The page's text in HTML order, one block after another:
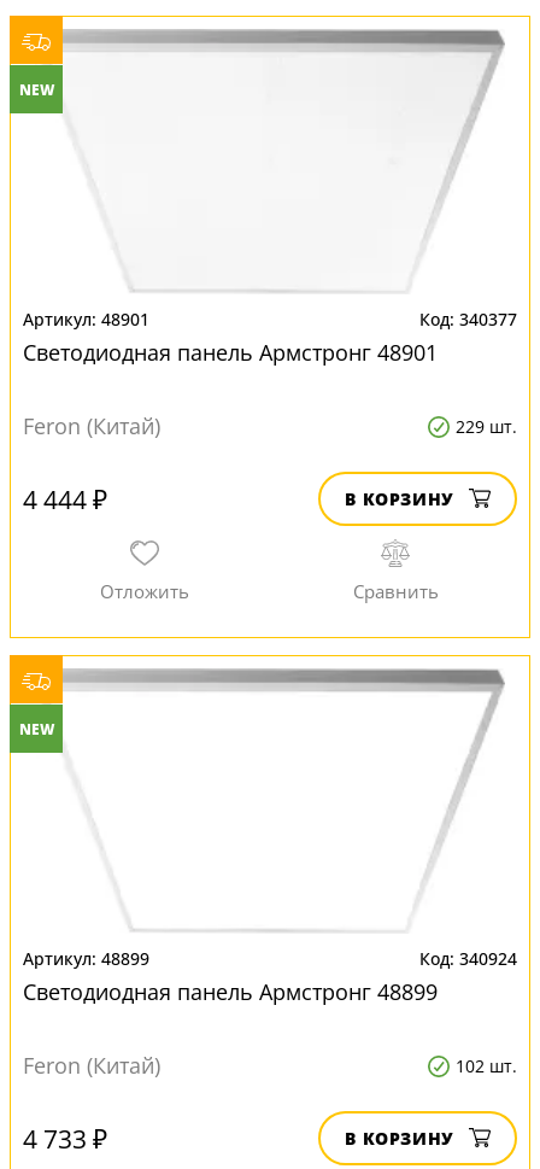
NEW
48901 340377
Светодиодная панель Армстронг 48901
Feron (Китай) 229 шт.
4 444 ₽ В КОРЗИНУ
NEW
48899 340924
Светодиодная панель Армстронг 48899
Feron (Китай) 102 шт.
4 733 ₽ В КОРЗИНУ